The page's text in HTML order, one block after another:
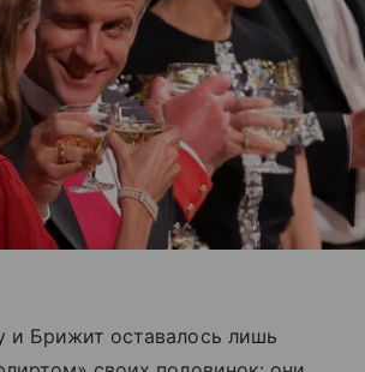
и Брижит оставалось лишь